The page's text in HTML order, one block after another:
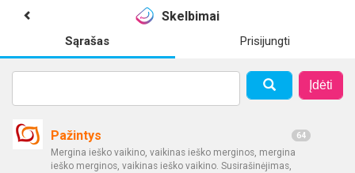
Skelbimai
Sąrašas Prisijungti
Įdėti
Pažintys 64
Mergina ieško vaikino, vaikinas ieško merginos, mergina
ieško merginos, vaikinas ieško vaikino. Susirašinėjimas,